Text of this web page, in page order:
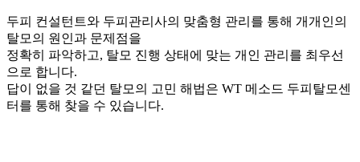
두피 컨설턴트와 두피관리사의 맞춤형 관리를 통해 개개인의
탈모의 원인과 문제점을
정확히 파악하고, 탈모 진행 상태에 맞는 개인 관리를 최우선
으로 합니다.
답이 없을 것 같던 탈모의 고민 해법은 WT 메소드 두피탈모센
터를 통해 찾을 수 있습니다.